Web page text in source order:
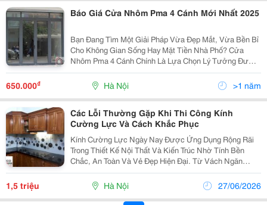
Báo Giá Cửa Nhôm Pma 4 Cánh Mới Nhất 2025
Bạn Đang Tìm Một Giải Pháp Vừa Đẹp Mắt, Vừa Bền Bỉ
Cho Không Gian Sống Hay Mặt Tiền Nhà Phố? Cửa
Nhôm Pma 4 Cánh Chính Là Lựa Chọn Lý Tưởng Được
Nhiều Gia Đình Hiện Đại Tại Hà Nội Tin Dùng. Với Thiết
Kế Mở Rộng, Sang Trọng Và Khả Năng Lấy Sáng Tối...
650.000₫ Hà Nội >1 năm
Các Lỗi Thường Gặp Khi Thi Công Kính
Cường Lực Và Cách Khắc Phục
Kính Cường Lực Ngày Nay Được Ứng Dụng Rộng Rãi
Trong Thiết Kế Nội Thất Và Kiến Trúc Nhờ Tính Bền
Chắc, An Toàn Và Vẻ Đẹp Hiện Đại. Từ Vách Ngăn
Phòng, Mặt Tiền Nhà Phố Đến Cầu Thang, Loại Kính
Này Không Chỉ Giúp Tối Ưu Ánh Sáng Mà Còn Mang Lại
1,5 triệu Hà Nội 27/06/2026